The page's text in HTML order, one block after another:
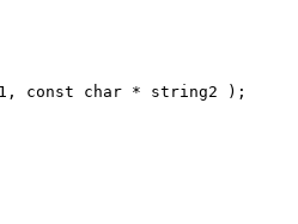
const char * string2 );